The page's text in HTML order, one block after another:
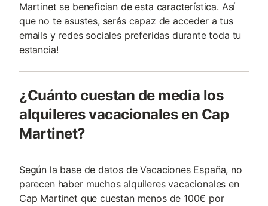
Martinet se benefician de esta característica. Así
que no te asustes, serás capaz de acceder a tus
emails y redes sociales preferidas durante toda tu
estancia!
¿Cuánto cuestan de media los
alquileres vacacionales en Cap
Martinet?
Según la base de datos de Vacaciones España, no
parecen haber muchos alquileres vacacionales en
Cap Martinet que cuestan menos de 100€ por